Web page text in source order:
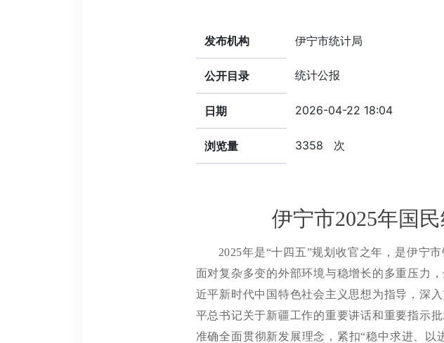
发布机构 伊宁市统计局
公开目录 统计公报
日期 2026-04-22 18:04
浏览量 3358 次
伊宁市2025年国
2025年是“十四五”规划收官之年，是伊宁
面对复杂多变的外部环境与稳增长的多重压力
近平新时代中国特色社会主义思想为指导，深
平总书记关于新疆工作的重要讲话和重要指示
准确全面贯彻新发展理念，紧扣“稳中求进、以